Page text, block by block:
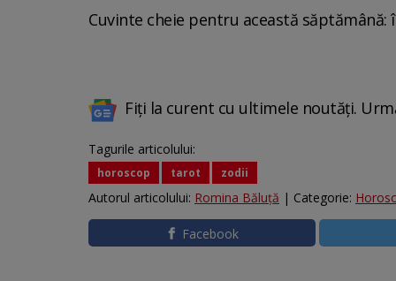
Cuvinte cheie pentru această săptămână:
Fiți la curent cu ultimele noutăți.
Tagurile articolului:
horoscop tarot zodii
Autorul articolului: Romina Băluță | Categorie:
Facebook